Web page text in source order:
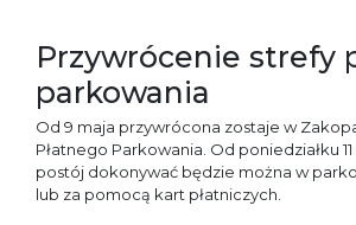
Przywrócenie strefy
parkowania
Od 9 maja przywrócona zostaje w
Płatnego Parkowania. Od poniedziałku
postój dokonywać będzie można w
lub za pomocą kart płatniczych.